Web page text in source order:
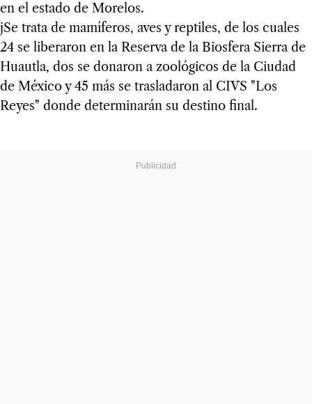
en el estado de Morelos.
jSe trata de mamíferos, aves y reptiles, de los cuales
24 se liberaron en la Reserva de la Biosfera Sierra de
Huautla, dos se donaron a zoológicos de la Ciudad
de México y 45 más se trasladaron al CIVS "Los
Reyes" donde determinarán su destino final.